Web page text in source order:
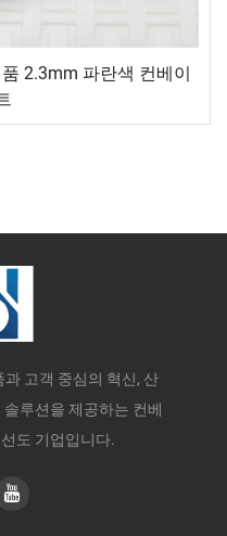
2.3mm 파란색 컨베이
고객 중심의 혁신, 산
루션을 제공하는 컨베
도 기업입니다.